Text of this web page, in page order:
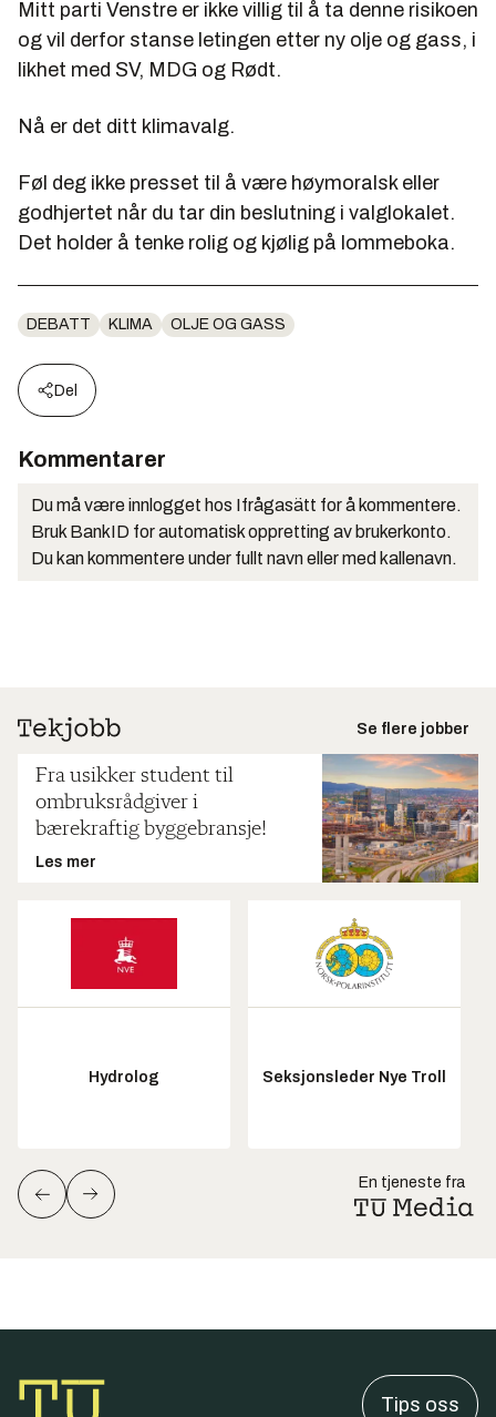
Mitt parti Venstre er ikke villig til å ta denne risikoen
og vil derfor stanse letingen etter ny olje og gass, i
likhet med SV, MDG og Rødt.
Nå er det ditt klimavalg.
Føl deg ikke presset til å være høymoralsk eller
godhjertet når du tar din beslutning i valglokalet.
Det holder å tenke rolig og kjølig på lommeboka.
DEBATT KLIMA OLJE OG GASS
Del
Kommentarer
Du må være innlogget hos Ifrågasätt for å kommentere.
Bruk BankID for automatisk oppretting av brukerkonto.
Du kan kommentere under fullt navn eller med kallenavn.
Se flere jobber
Fra usikker student til
ombruksrådgiver i
bærekraftig byggebransje!
Les mer
Hydrolog Seksjonsleder Nye Troll
En tjeneste fra
Tips oss